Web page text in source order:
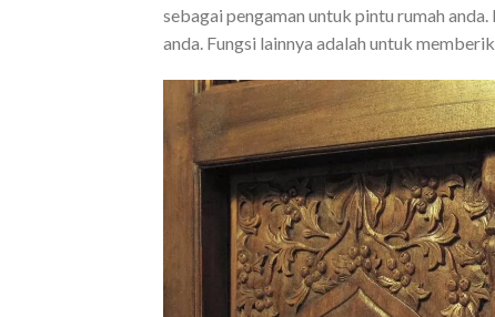
sebagai pengaman untuk pintu rumah
anda. Fungsi lainnya adalah untuk